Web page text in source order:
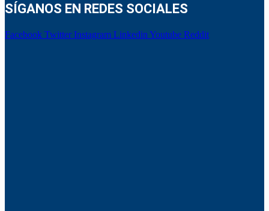
SÍGANOS EN REDES SOCIALES
Facebook Twitter Instagram Linkedin Youtube Reddit